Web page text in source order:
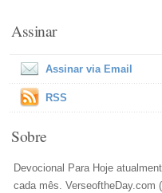
Assinar
Assinar via Email
RSS
Sobre
Devocional Para Hoje
cada mês. VerseoftheDay.com